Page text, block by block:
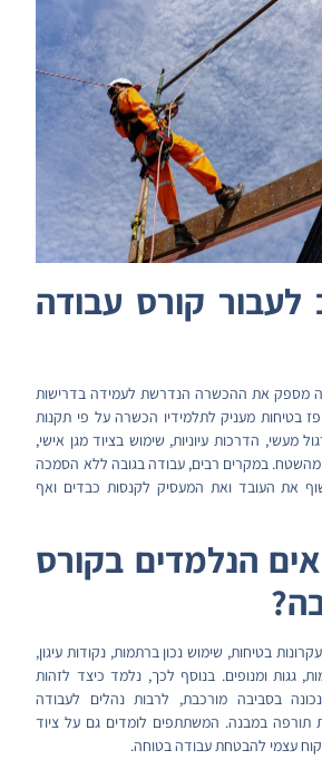
קורס עבודה
מספק את ההכשרה הנדרשת לעמידה בדרישות
בטיחות מעניק לתלמידיו הכשרה על פי תקנות
מעשי, הדרכות עיוניות, שימוש בציוד מגן אישי,
במקרים רבים, עבודה בגובה ללא הסמכה
את העובד ואת המעסיק לקנסות כבדים ואף
הנלמדים בקורס
בטיחות, שימוש נכון ברתמות, נקודות עיגון,
גגות ומנופים. בנוסף לכך, נלמד כיצד לזהות
בסביבה מורכבת, לרבות נהלים לעבודה
תורפה במבנה. המשתתפים לומדים גם על ציוד
עצמי להבטחת עבודה בטוחה.